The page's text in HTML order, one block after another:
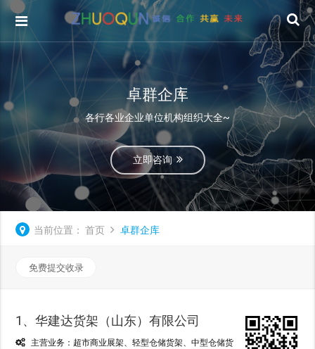
卓群企库
各行各业企业单位机构组织大全~
立即咨询
当前位置： 首页 卓群企库
免费提交收录
1、华建达货架（山东）有限公司
主营业务：超市商业展架、轻型仓储货架、中型仓储货